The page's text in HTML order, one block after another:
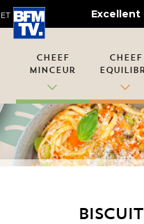
ET Excellent
Cheef
Minceur
Cheef